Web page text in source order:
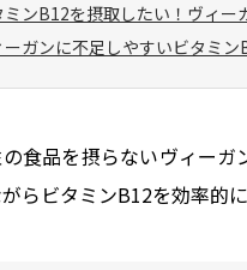
ミンB12を摂取したい！ヴィー
ーガンに不足しやすいビタミ
食品を摂らないヴィーガ
らビタミンB12を効率的